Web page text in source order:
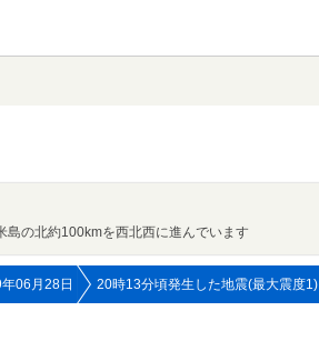
島の北約100kmを西北西に進んでいます
06月28日 20時13分頃発生した地震(最大震度1)